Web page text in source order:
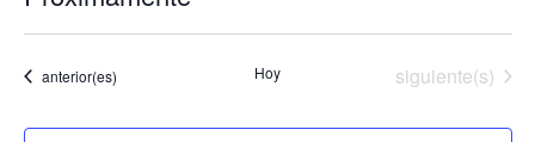
Eventos
anterior(es) Hoy Eventos
siguiente(s)